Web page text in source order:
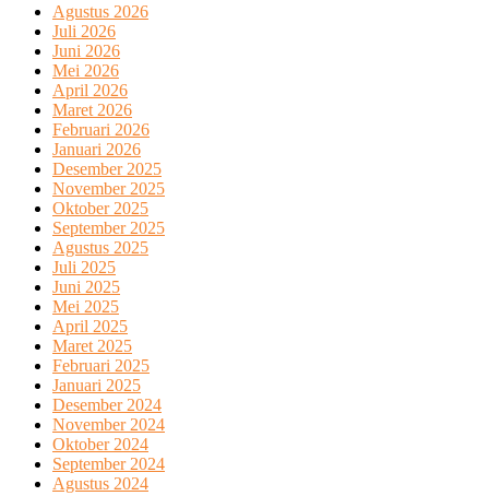
Agustus 2026
Juli 2026
Juni 2026
Mei 2026
April 2026
Maret 2026
Februari 2026
Januari 2026
Desember 2025
November 2025
Oktober 2025
September 2025
Agustus 2025
Juli 2025
Juni 2025
Mei 2025
April 2025
Maret 2025
Februari 2025
Januari 2025
Desember 2024
November 2024
Oktober 2024
September 2024
Agustus 2024